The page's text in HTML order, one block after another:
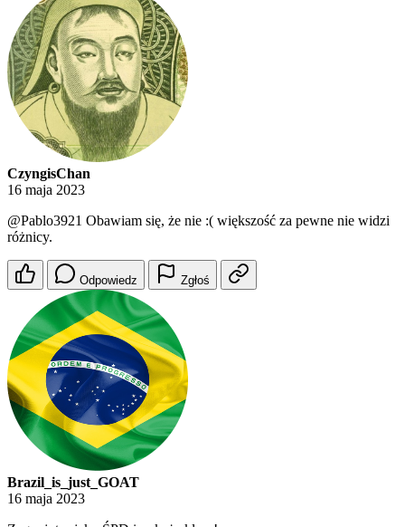
CzyngisChan
16 maja 2023
@Pablo3921 Obawiam się, że nie :( większość za pewne nie widzi
różnicy.
Odpowiedz Zgłoś
Brazil_is_just_GOAT
16 maja 2023